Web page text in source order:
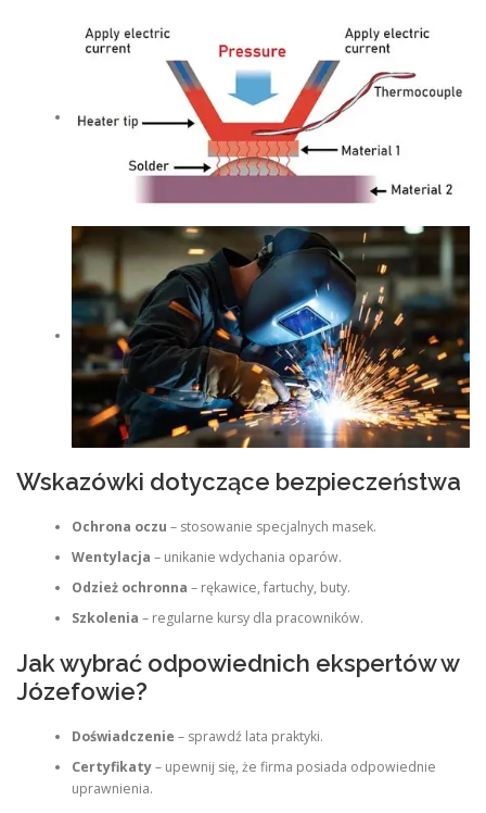
Wskazówki dotyczące bezpieczeństwa
Ochrona oczu – stosowanie specjalnych masek.
Wentylacja – unikanie wdychania oparów.
Odzież ochronna – rękawice, fartuchy, buty.
Szkolenia – regularne kursy dla pracowników.
Jak wybrać odpowiednich ekspertów w
Józefowie?
Doświadczenie – sprawdź lata praktyki.
Certyfikaty– upewnij się, że firma posiada odpowiednie
uprawnienia.